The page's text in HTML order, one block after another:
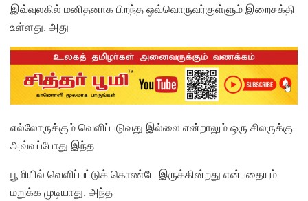
இவ்வுலகில் மனிதனாக பிறந்த ஒவ்வொருவர்குள்ளும் இறைசக்தி
உள்ளது. அது
எல்லோருக்கும் வெளிப்படுவது இல்லை என்றாலும் ஒரு சிலருக்கு
அவ்வப்போது இந்த
பூமியில் வெளிப்பட்டுக் கொண்டே இருக்கின்றது என்பதையும்
மறுக்க முடியாது. அந்த